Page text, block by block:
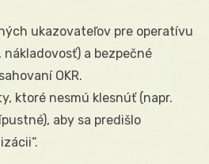
ukazovateľov pre operatívu
nákladovosť) a bezpečné
OKR.
ktoré nesmú klesnúť (napr.
aby sa predišlo